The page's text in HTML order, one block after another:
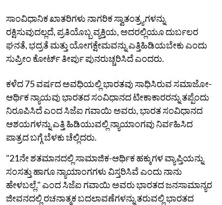
ಸಾಂವಿಧಾನಿಕ ಖಾತರಿಗಳು ನಾಗರಿಕ ಸ್ವಾತಂತ್ರ್ಯಗಳನ್ನು
ರಕ್ಷಿಸುವುದಲ್ಲದೆ, ಪ್ರತಿಯೊಬ್ಬ ವ್ಯಕ್ತಿಯ, ಅದರಲ್ಲಿಯೂ ದುರ್ಬಲರ
ಘನತೆ, ಭದ್ರತೆ ಮತ್ತು ಯೋಗಕ್ಷೇಮವನ್ನು ಎತ್ತಿಹಿಡಿಯಬೇಕು ಎಂದು
ಸುಪ್ರೀಂ ಕೋರ್ಟ್ ತೀರ್ಪು ಪುನರುಚ್ಚರಿಸಿದೆ ಎಂದರು.
ಕಳೆದ 75 ವರ್ಷದ ಅವಧಿಯಲ್ಲಿ ಭಾರತವು ಸಾಧಿಸಿರುವ ಸಮಾಜೋ-
ಆರ್ಥಿಕ ನ್ಯಾಯವು ಭಾರತದ ಸಂವಿಧಾನದ ಟೀಕಾಕಾರರನ್ನು ತಪ್ಪೆಂದು
ನಿರೂಪಿಸಿದೆ ಎಂದ ಸಿಜೆಐ ಗವಾಯಿ ಅವರು, ಭಾರತ ಸಂವಿಧಾನದ
ಆಶಯಗಳನ್ನು ಎತ್ತಿ ಹಿಡಿಯುವಲ್ಲಿ ನ್ಯಾಯಾಂಗವು ನಿರ್ವಹಿಸಿದ
ಪಾತ್ರದ ಬಗ್ಗೆ ಬೆಳಕು ಚೆಲ್ಲಿದರು.
"21ನೇ ಶತಮಾನದಲ್ಲಿ ಸಾಮಾಜಿಕ-ಆರ್ಥಿಕ ಹಕ್ಕುಗಳ ವ್ಯಾಪ್ತಿಯನ್ನು
ಸಂಸತ್ತು ಹಾಗೂ ನ್ಯಾಯಾಂಗಗಳು ವಿಸ್ತರಿಸಿವೆ ಎಂದು ನಾನು
ಹೇಳಬಲ್ಲೆ." ಎಂದ ಸಿಜೆಐ ಗವಾಯಿ ಅವರು ಭಾರತದ ಜನಸಾಮಾನ್ಯರ
ಜೀವನದಲ್ಲಿ ರಚನಾತ್ಮಕ ಬದಲಾವಣೆಗಳನ್ನು ತರುವಲ್ಲಿ ಭಾರತದ